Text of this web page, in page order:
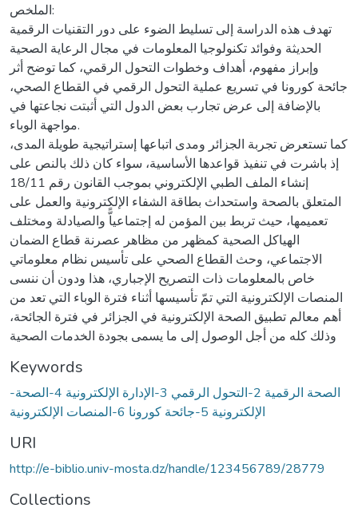
الملخص:
تهدف هذه الدراسة إلى تسليط الضوء على دور التقنيات الرقمية
الحديثة وفوائد تكنولوجيا المعلومات في مجال الرعاية الصحية
وإبراز مفهوم، أهداف وخطوات التحول الرقمي، كما توضح أثر
جائحة كورونا في تسريع عملية التحول الرقمي في القطاع الصحي،
بالإضافة إلى عرض تجارب بعض الدول التي أثبتت نجاعتها في
مواجهة الوباء.
كما تستعرض تجربة الجزائر ومدى اتباعها إستراتيجية طويلة المدى،
إذ باشرت في تنفيذ قواعدها الأساسية، سواء كان ذلك بالنص على
إنشاء الملف الطبي الإلكتروني بموجب القانون رقم 18/11
المتعلق بالصحة واستحداث بطاقة الشفاء الإلكترونية والعمل على
تعميمها، حيث تربط بين المؤمن له إجتماعياًّ والصيادلة ومختلف
الهياكل الصحية كمظهر من مظاهر عصرنة قطاع الضمان
الاجتماعي، وحث القطاع الصحي على تأسيس نظام معلوماتي
خاص بالمعلومات ذات التصريح الإجباري، هذا ودون أن ننسى
المنصات الإلكترونية التي تمّ تأسيسها أثناء فترة الوباء التي تعد من
أهم معالم تطبيق الصحة الإلكترونية في الجزائر في فترة الجائحة،
وذلك كله من أجل الوصول إلى ما يسمى بجودة الخدمات الصحية
Keywords
-الصحة الرقمية 2-التحول الرقمي 3-الإدارة الإلكترونية 4-الصحة
الإلكترونية 5-جائحة كورونا 6-المنصات الإلكترونية
URI
http://e-biblio.univ-mosta.dz/handle/123456789/28779
Collections